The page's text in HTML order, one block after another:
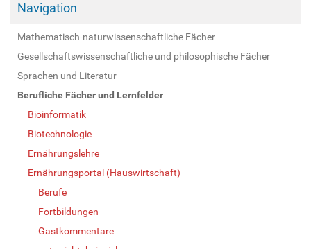
e
:
Navigation
Mathematisch-naturwissenschaftliche Fächer
Gesellschaftswissenschaftliche und philosophische Fächer
Sprachen und Literatur
Berufliche Fächer und Lernfelder
Bioinformatik
Biotechnologie
Ernährungslehre
Ernährungsportal (Hauswirtschaft)
Berufe
Fortbildungen
Gastkommentare